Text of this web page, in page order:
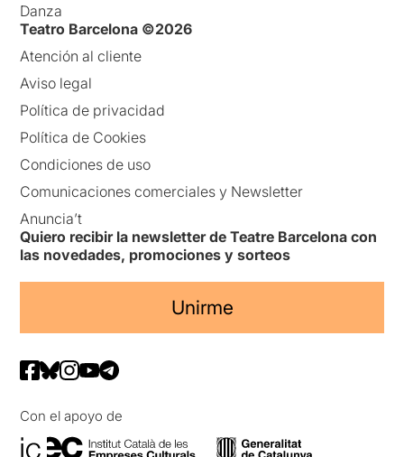
Danza
Teatro Barcelona ©2026
Atención al cliente
Aviso legal
Política de privacidad
Política de Cookies
Condiciones de uso
Comunicaciones comerciales y Newsletter
Anuncia’t
Quiero recibir la newsletter de Teatre Barcelona con
las novedades, promociones y sorteos
Unirme
Con el apoyo de